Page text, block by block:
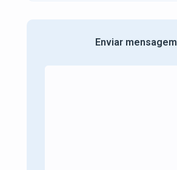
Enviar mensagem